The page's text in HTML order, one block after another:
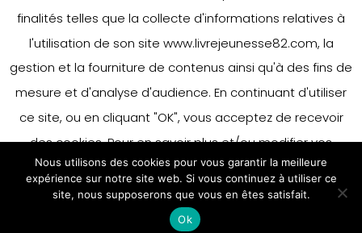
finalités telles que la collecte d'informations relatives à
l'utilisation de son site www.livrejeunesse82.com, la
gestion et la fourniture de contenus ainsi qu'à des fins de
mesure et d'analyse d'audience. En continuant d'utiliser
ce site, ou en cliquant "OK", vous acceptez de recevoir
des cookies. Pour en savoir plus et/ou modifier vos
préférences en matière de cookies, merci de vous référer
à notre politique sur les cookies.
Accepter
En savoir plus
Nous utilisons des cookies pour vous garantir la meilleure
expérience sur notre site web. Si vous continuez à utiliser ce
site, nous supposerons que vous en êtes satisfait.
Ok